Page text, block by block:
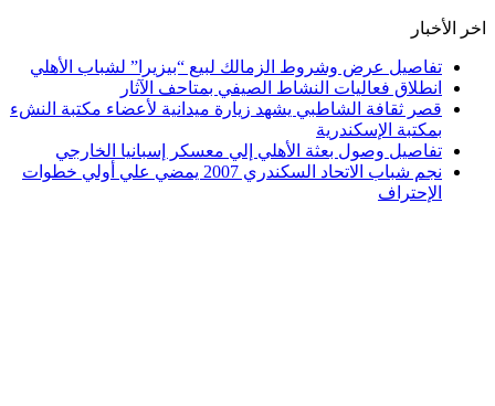
اخر الأخبار
تفاصيل عرض وشروط الزمالك لبيع “بيزيرا” لشباب الأهلي
انطلاق فعاليات النشاط الصيفي بمتاحف الآثار
قصر ثقافة الشاطبي يشهد زيارة ميدانية لأعضاء مكتبة النشء
بمكتبة الإسكندرية
تفاصيل وصول بعثة الأهلي إلي معسكر إسبانيا الخارجي
نجم شباب الاتحاد السكندري 2007 يمضي علي أولي خطوات
الإحتراف